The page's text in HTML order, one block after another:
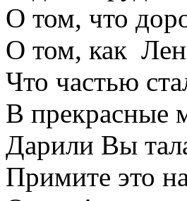
О том, что
О том, как
Что частью
В прекрасные
Дарили Вы
Примите это